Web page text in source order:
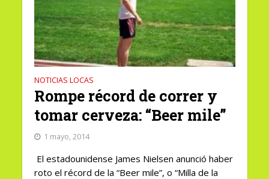
NOTICIAS LOCAS
Rompe récord de correr y
tomar cerveza: “Beer mile”
1 mayo, 2014
El estadounidense James Nielsen anunció haber
roto el récord de la “Beer mile”, o “Milla de la